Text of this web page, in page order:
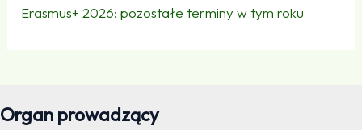
Erasmus+ 2026: pozostałe terminy w tym roku
Organ prowadzący